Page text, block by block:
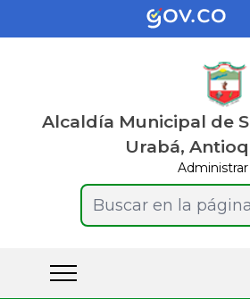
Alcaldía Municipal de
Urabá,
Buscar en la página